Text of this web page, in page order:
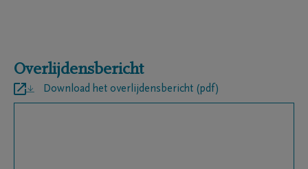
Overlijdensbericht
Download het overlijdensbericht (pdf)